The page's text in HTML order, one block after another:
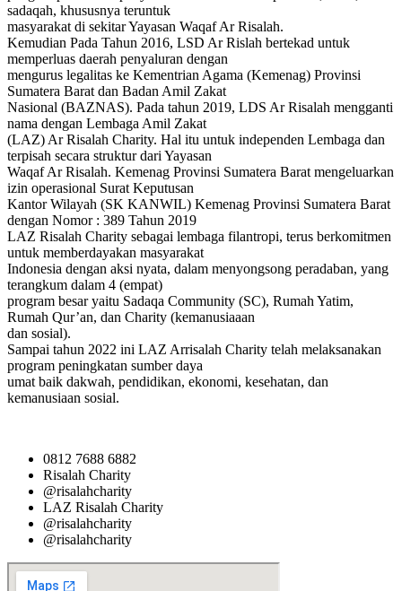
sadaqah, khususnya teruntuk
masyarakat di sekitar Yayasan Waqaf Ar Risalah.
Kemudian Pada Tahun 2016, LSD Ar Rislah bertekad untuk
memperluas daerah penyaluran dengan
mengurus legalitas ke Kementrian Agama (Kemenag) Provinsi
Sumatera Barat dan Badan Amil Zakat
Nasional (BAZNAS). Pada tahun 2019, LDS Ar Risalah mengganti
nama dengan Lembaga Amil Zakat
(LAZ) Ar Risalah Charity. Hal itu untuk independen Lembaga dan
terpisah secara struktur dari Yayasan
Waqaf Ar Risalah. Kemenag Provinsi Sumatera Barat mengeluarkan
izin operasional Surat Keputusan
Kantor Wilayah (SK KANWIL) Kemenag Provinsi Sumatera Barat
dengan Nomor : 389 Tahun 2019
LAZ Risalah Charity sebagai lembaga filantropi, terus berkomitmen
untuk memberdayakan masyarakat
Indonesia dengan aksi nyata, dalam menyongsong peradaban, yang
terangkum dalam 4 (empat)
program besar yaitu Sadaqa Community (SC), Rumah Yatim,
Rumah Qur’an, dan Charity (kemanusiaaan
dan sosial).
Sampai tahun 2022 ini LAZ Arrisalah Charity telah melaksanakan
program peningkatan sumber daya
umat baik dakwah, pendidikan, ekonomi, kesehatan, dan
kemanusiaan sosial.
0812 7688 6882
Risalah Charity
@risalahcharity
LAZ Risalah Charity
@risalahcharity
@risalahcharity